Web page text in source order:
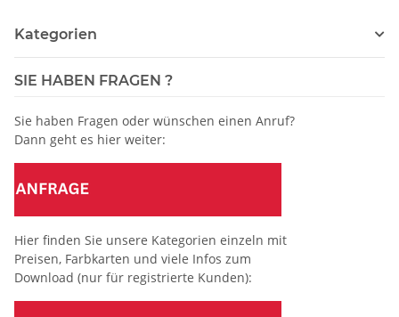
Kategorien
SIE HABEN FRAGEN ?
Sie haben Fragen oder wünschen einen Anruf?
Dann geht es hier weiter:
Hier finden Sie unsere Kategorien einzeln mit
Preisen, Farbkarten und viele Infos zum
Download (nur für registrierte Kunden):